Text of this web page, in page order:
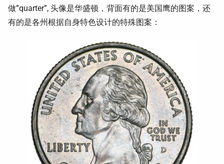
做”quarter”, 头像是华盛顿，背面有的是美国鹰的图案，还
有的是各州根据自身特色设计的特殊图案：